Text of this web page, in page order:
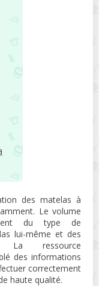
des matelas à
Le volume
du type de
lui-même et des
La ressource
des informations
correctement
haute qualité.